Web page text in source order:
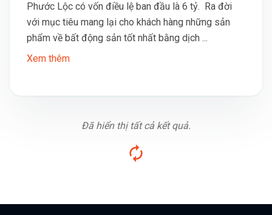
Phước Lộc có vốn điều lệ ban đầu là 6 tỷ. Ra đời
với mục tiêu mang lại cho khách hàng những sản
phẩm về bất động sản tốt nhất bằng dịch ...
Xem thêm
Đã hiển thị tất cả kết quả.